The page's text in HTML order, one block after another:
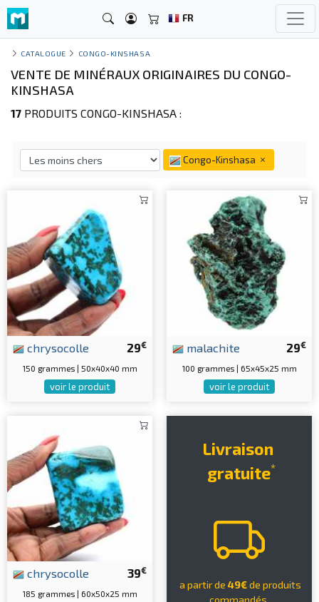
FR
CATALOGUE CONGO-KINSHASA
VENTE DE MINÉRAUX ORIGINAIRES DU CONGO-
KINSHASA
17 PRODUITS CONGO-KINSHASA :
Congo-Kinshasa
29€
chrysocolle
150 grammes | 50x40x40 mm
voir le produit
29€
malachite
100 grammes | 65x45x25 mm
voir le produit
39€
chrysocolle
185 grammes | 60x50x25 mm
Livraison
gratuite*
a partir de 49€de produits
commandés